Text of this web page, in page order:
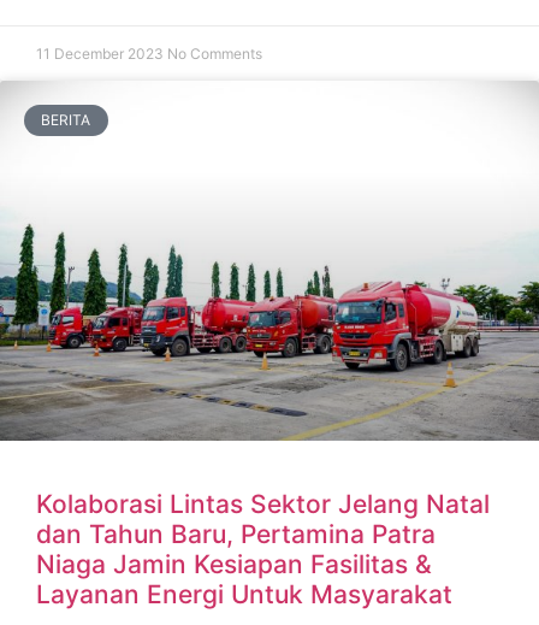
11 December 2023 No Comments
BERITA
Kolaborasi Lintas Sektor Jelang Natal
dan Tahun Baru, Pertamina Patra
Niaga Jamin Kesiapan Fasilitas &
Layanan Energi Untuk Masyarakat